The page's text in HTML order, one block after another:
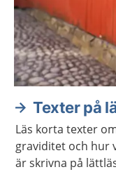
Texter på
Läs korta texter
graviditet och hur
är skrivna på